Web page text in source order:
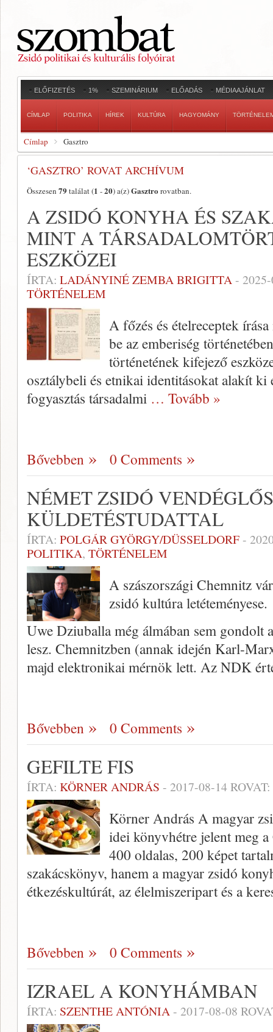
ELŐFIZETÉS 1% SZEMINÁRIUM ELŐADÁS MÉDIAAJÁNLAT
CÍMLAP POLITIKA HÍREK KULTÚRA HAGYOMÁNY
Címlap Gasztro
‘GASZTRO’ ROVAT ARCHÍVUM
Összesen 79 találat (1 -20) a(z)Gasztro rovatban.
A ZSIDÓ KONYHA ÉS
MINT A
ESZKÖZEI
ÍRTA: LADÁNYINÉ ZEMBA BRIGITTA-
TÖRTÉNELEM
A főzés és ételreceptek
be az emberiség
történetének kifejező
osztálybeli és etnikai identitásokat alakít ki
fogyasztás társadalmi … Tovább »
Bővebben 0 Comments
NÉMET ZSIDÓ
KÜLDETÉSTUDATTAL
ÍRTA: POLGÁR GYÖRGY/DÜSSELDORF-
POLITIKA, TÖRTÉNELEM
A szászországi Chemnitz
zsidó kultúra letéteményese.
Uwe Dziuballa még álmában sem gondolt
lesz. Chemnitzben (annak idején Karl-
majd elektronikai mérnök lett. Az NDK
Bővebben 0 Comments
GEFILTE FIS
ÍRTA: KÖRNER ANDRÁS - 2017-08-14ROVAT:
Körner András A magyar
idei könyvhétre jelent meg
400 oldalas, 200 képet
szakácskönyv, hanem a magyar zsidó
étkezéskultúrát, az élelmiszeripart és a
Bővebben 0 Comments
IZRAEL A KONYHÁMBAN
ÍRTA: SZENTHE ANTÓNIA- 2017-08-08